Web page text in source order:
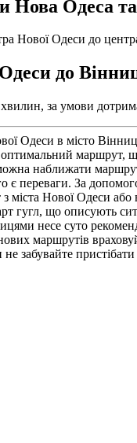
Нова Одеса
Нової Одеси до
до
за умови
Одеси в місто
маршрут,
наближати маршрут
переваги. За
Нової Одеси або
гугл, що описують
несе суто
маршрутів
забувайте